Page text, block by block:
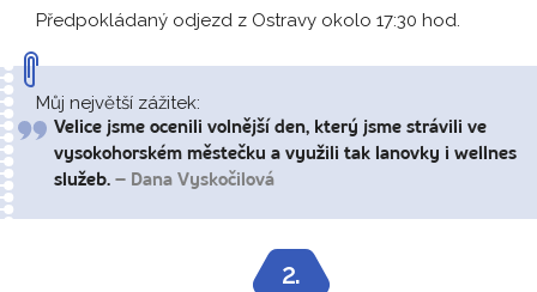
Předpokládaný odjezd z Ostravy okolo 17:30 hod.
Můj největší zážitek:
Velice jsme ocenili volnější den, který jsme strávili ve
vysokohorském městečku a využili tak lanovky i wellnes
služeb. – Dana Vyskočilová
2.